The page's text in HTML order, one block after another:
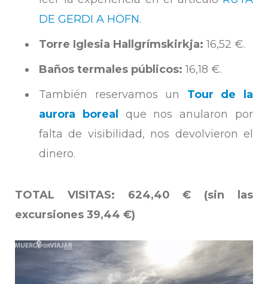
DE GERDI A HÖFN.
Torre Iglesia Hallgrímskirkja: 16,52 €.
Baños termales públicos: 16,18 €.
También reservamos un
Tour de la
aurora boreal
que nos anularon por
falta de visibilidad, nos devolvieron el
dinero.
TOTAL VISITAS: 624,40 € (sin las
excursiones 39,44 €)